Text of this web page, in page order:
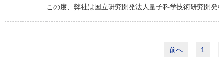
この度、弊社は国立研究開発法人量子科学技術研究開
前へ 1